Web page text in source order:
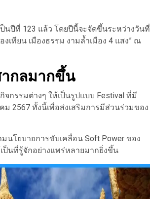
นปีที่ 123 แล้ว โดยปีนี้จะจัดขึ้นระหว่างวันที่
เทียน เมืองธรรม งามล้ำเมือง 4 แสง” ณ
กลมากขึ้น
กรรมต่างๆ ให้เป็นรูปแบบ Festival ที่มี
2567 ทั้งนี้เพื่อส่งเสริมการมีส่วนร่วมของ
โยบายการขับเคลื่อน Soft Power ของ
เป็นที่รู้จักอย่างแพร่หลายมากยิ่งขึ้น